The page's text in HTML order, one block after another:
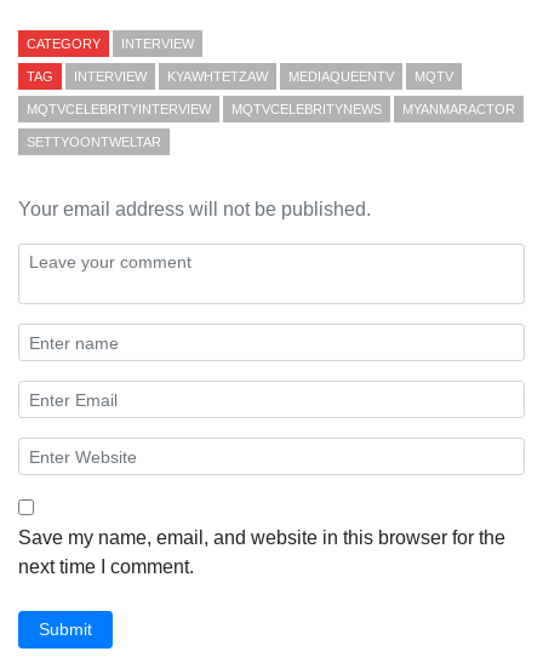
CATEGORY INTERVIEW
TAG INTERVIEW KYAWHTETZAW MEDIAQUEENTV MQTV
MQTVCELEBRITYINTERVIEW MQTVCELEBRITYNEWS MYANMARACTOR
SETTYOONTWELTAR
Your email address will not be published.
Save my name, email, and website in this browser for the
next time I comment.
Submit